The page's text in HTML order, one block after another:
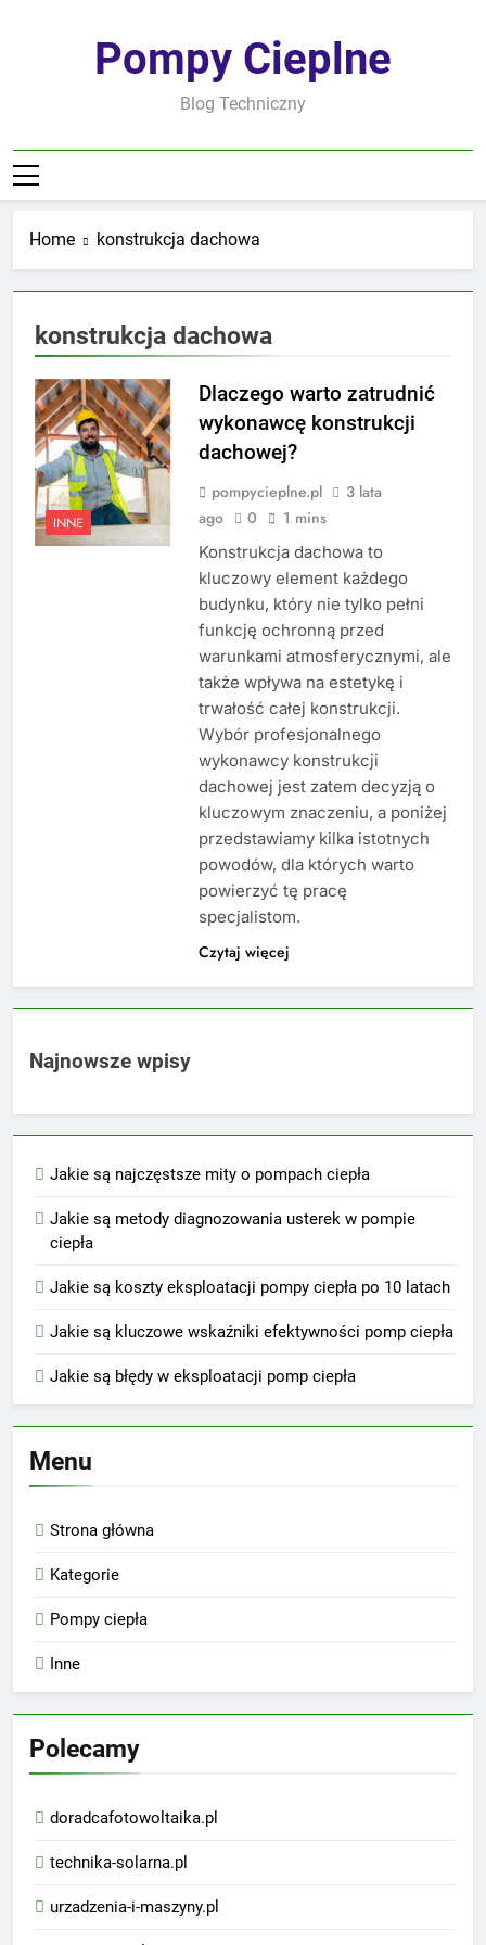
Pompy Cieplne
Blog Techniczny
Home konstrukcja dachowa
konstrukcja dachowa
INNE
Dlaczego warto zatrudnić
wykonawcę konstrukcji
dachowej?
pompycieplne.pl
3 lata
ago
0 1 mins
Konstrukcja dachowa to
kluczowy element każdego
budynku, który nie tylko pełni
funkcję ochronną przed
warunkami atmosferycznymi, ale
także wpływa na estetykę i
trwałość całej konstrukcji.
Wybór profesjonalnego
wykonawcy konstrukcji
dachowej jest zatem decyzją o
kluczowym znaczeniu, a poniżej
przedstawiamy kilka istotnych
powodów, dla których warto
powierzyć tę pracę
specjalistom.
Czytaj więcej
Najnowsze wpisy
Jakie są najczęstsze mity o pompach ciepła
Jakie są metody diagnozowania usterek w pompie
ciepła
Jakie są koszty eksploatacji pompy ciepła po 10 latach
Jakie są kluczowe wskaźniki efektywności pomp ciepła
Jakie są błędy w eksploatacji pomp ciepła
Menu
Strona główna
Kategorie
Pompy ciepła
Inne
Polecamy
doradcafotowoltaika.pl
technika-solarna.pl
urzadzenia-i-maszyny.pl